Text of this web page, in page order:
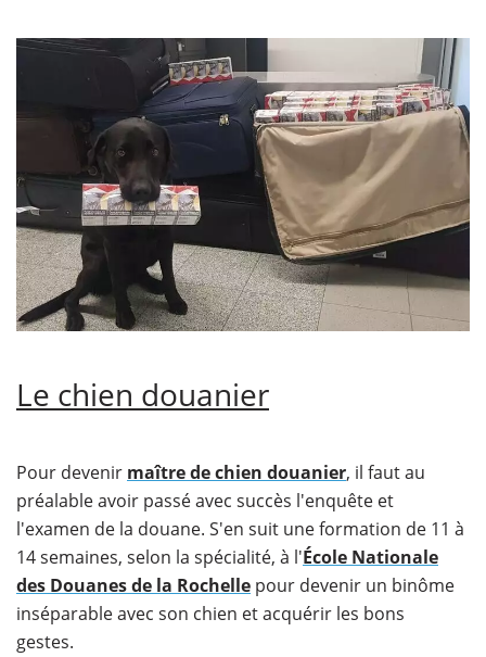
Le chien douanier
Pour devenir maître de chien douanier, il faut au
préalable avoir passé avec succès l'enquête et
l'examen de la douane. S'en suit une formation de 11 à
14 semaines, selon la spécialité, à l'École Nationale
des Douanes de la Rochelle pour devenir un binôme
inséparable avec son chien et acquérir les bons
gestes.